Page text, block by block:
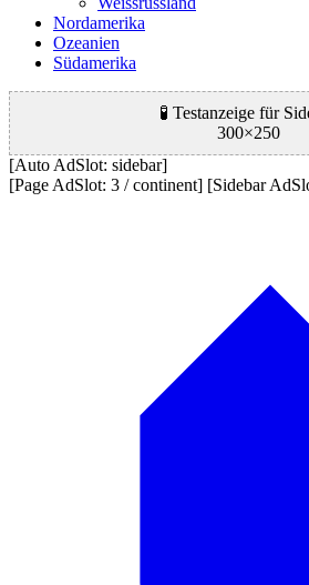
Nordamerika
Ozeanien
Südamerika
🧪 Testanzeige für
300×250
[Auto AdSlot: sidebar]
[Page AdSlot: 3 / continent] [Sidebar